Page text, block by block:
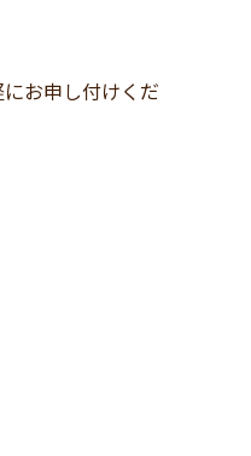
お申し付けくだ